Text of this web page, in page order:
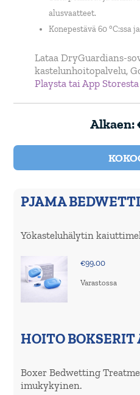
alusvaatteet.
Konepestävä 60 °C:ssa
Lataa DryGuardians-
kastelunhoitopalvelu,
Playsta tai App Storesta
Alkaen:
PJAMA
Yökasteluhälytin
€99.00
Varastossa
HOITO
Boxer Bedwetting
imukykyinen.